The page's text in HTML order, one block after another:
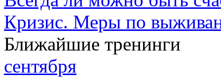
Кризис. Меры по
Ближайшие тренинги
сентября